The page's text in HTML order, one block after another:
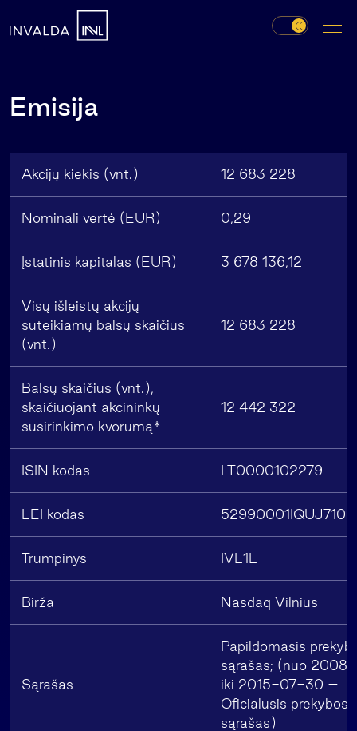
Emisija
Akcijų kiekis (vnt.) 12 683 228
Nominali vertė (EUR) 0,29
Įstatinis kapitalas (EUR) 3 678 136,12
Visų išleistų akcijų
suteikiamų balsų skaičius
(vnt.)
12 683 228
Balsų skaičius (vnt.),
skaičiuojant akcininkų
susirinkimo kvorumą*
12 442 322
ISIN kodas LT0000102279
LEI kodas
Trumpinys IVL1L
Birža Nasdaq Vilnius
Sąrašas
Papildomasis
sąrašas; (nuo
iki 2015-07-30 –
Oficialusis prekybos
sąrašas)